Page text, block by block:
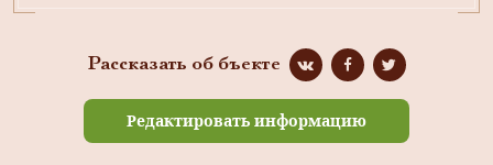
Рассказать об бъекте
Редактировать информацию